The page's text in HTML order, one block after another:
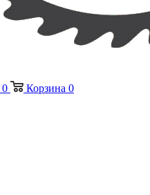
0 Корзина 0